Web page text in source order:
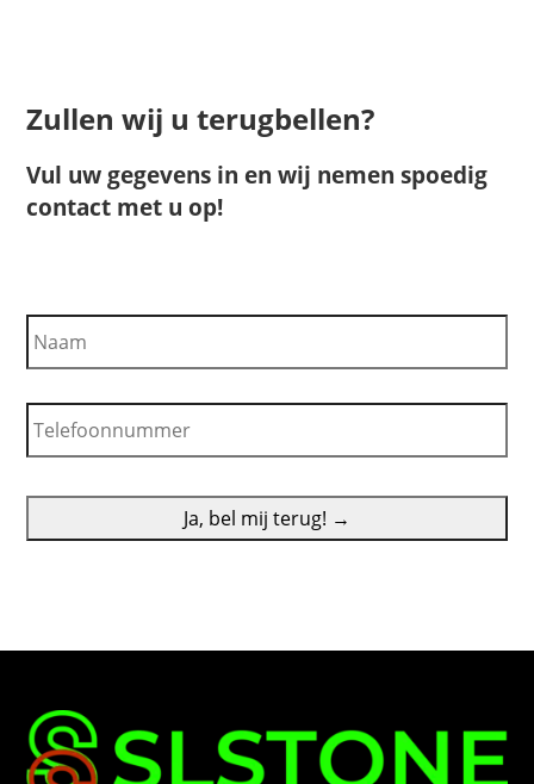
Zullen wij u terugbellen?
Vul uw gegevens in en wij nemen spoedig
contact met u op!
N
a
T
e
f
o